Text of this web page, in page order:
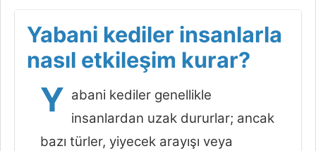
Yabani kediler insanlarla
nasıl etkileşim kurar?
Y abani kediler genellikle
insanlardan uzak dururlar; ancak
bazı türler, yiyecek arayışı veya